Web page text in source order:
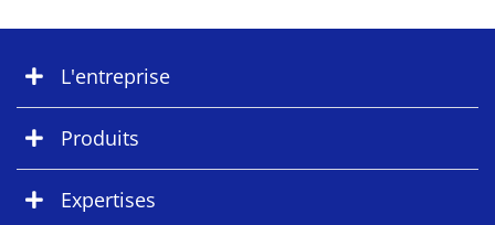
L'entreprise
Produits
Expertises